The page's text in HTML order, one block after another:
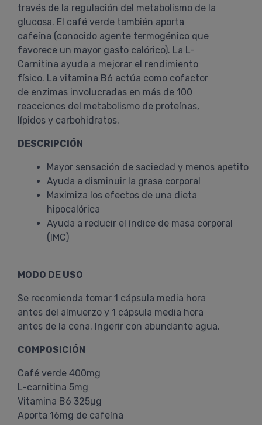
través de la regulación del metabolismo de la
glucosa. El café verde también aporta
cafeína (conocido agente termogénico que
favorece un mayor gasto calórico). La L-
Carnitina ayuda a mejorar el rendimiento
físico. La vitamina B6 actúa como cofactor
de enzimas involucradas en más de 100
reacciones del metabolismo de proteínas,
lípidos y carbohidratos.
DESCRIPCIÓN
Mayor sensación de saciedad y menos apetito
Ayuda a disminuir la grasa corporal
Maximiza los efectos de una dieta
hipocalórica
Ayuda a reducir el índice de masa corporal
(IMC)
MODO DE USO
Se recomienda tomar 1 cápsula media hora
antes del almuerzo y 1 cápsula media hora
antes de la cena. Ingerir con abundante agua.
COMPOSICIÓN
Café verde 400mg
L-carnitina 5mg
Vitamina B6 325µg
Aporta 16mg de cafeína